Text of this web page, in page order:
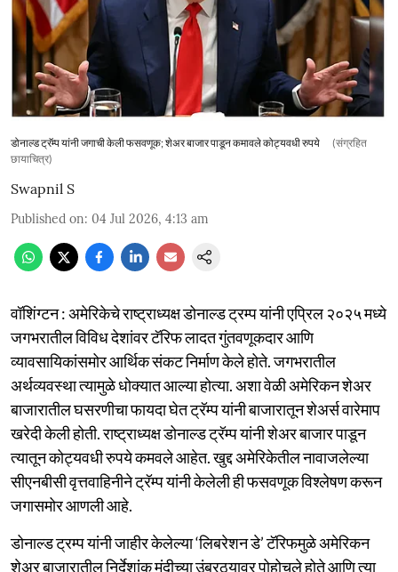
डोनाल्ड ट्रॅम्प यांनी जगाची केली फसवणूक; शेअर बाजार पाडून कमावले कोट्यवधी रुपये
(संग्रहित
छायाचित्र)
Swapnil S
Published on: 04 Jul 2026, 4:13 am
वॉशिंग्टन : अमेरिकेचे राष्ट्राध्यक्ष डोनाल्ड ट्रम्प यांनी एप्रिल २०२५ मध्ये
जगभरातील विविध देशांवर टॅरिफ लादत गुंतवणूकदार आणि
व्यावसायिकांसमोर आर्थिक संकट निर्माण केले होते. जगभरातील
अर्थव्यवस्था त्यामुळे धोक्यात आल्या होत्या. अशा वेळी अमेरिकन शेअर
बाजारातील घसरणीचा फायदा घेत ट्रॅम्प यांनी बाजारातून शेअर्स वारेमाप
खरेदी केली होती. राष्ट्राध्यक्ष डोनाल्ड ट्रॅम्प यांनी शेअर बाजार पाडून
त्यातून कोट्यवधी रुपये कमवले आहेत. खुद्द अमेरिकेतील नावाजलेल्या
सीएनबीसी वृत्तवाहिनीने ट्रॅम्प यांनी केलेली ही फसवणूक विश्लेषण करून
जगासमोर आणली आहे.
डोनाल्ड ट्रम्प यांनी जाहीर केलेल्या ‘लिबरेशन डे’ टॅरिफमुळे अमेरिकन
शेअर बाजारातील निर्देशांक मंदीच्या उंबरठ्यावर पोहोचले होते आणि त्या